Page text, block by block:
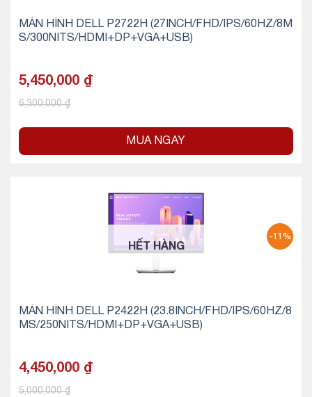
MÀN HÌNH DELL P2722H (27INCH/FHD/IPS/60HZ/8M
S/300NITS/HDMI+DP+VGA+USB)
5,450,000 ₫
6,300,000₫
MUA NGAY
-11%
HẾT HÀNG
MÀN HÌNH DELL P2422H (23.8INCH/FHD/IPS/60HZ/8
MS/250NITS/HDMI+DP+VGA+USB)
4,450,000 ₫
5,000,000₫